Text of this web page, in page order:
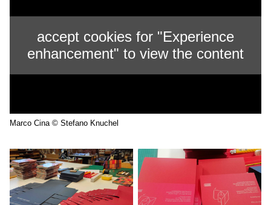
accept cookies for "Experience
enhancement" to view the content
Marco Cina © Stefano Knuchel